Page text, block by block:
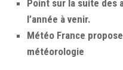
Point sur la suite des
l’année à venir.
Météo France
météorologie